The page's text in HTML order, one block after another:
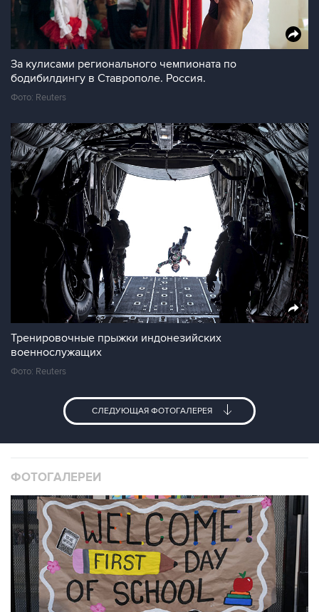
За кулисами регионального чемпионата по
бодибилдингу в Ставрополе. Россия.
Фото: Reuters
Тренировочные прыжки индонезийских
военнослужащих
Фото: Reuters
СЛЕДУЮЩАЯ ФОТОГАЛЕРЕЯ
ФОТОГАЛЕРЕИ